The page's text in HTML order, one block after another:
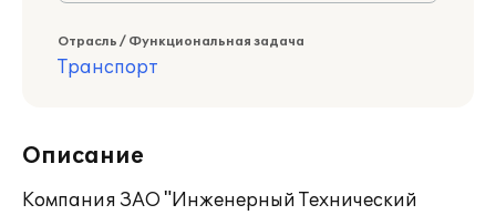
Отрасль / Функциональная задача
Транспорт
Описание
Компания ЗАО "Инженерный Технический